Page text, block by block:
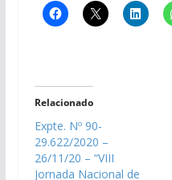
Relacionado
Expte. Nº 90-
29.622/2020 –
26/11/20 – “VIII
Jornada Nacional de